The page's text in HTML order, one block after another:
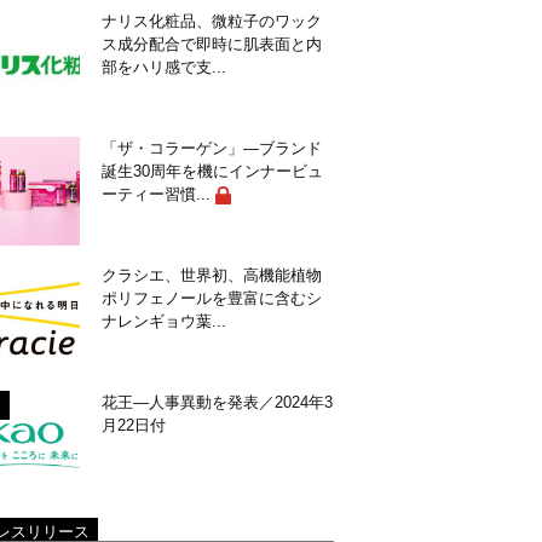
ナリス化粧品、微粒子のワック
ス成分配合で即時に肌表面と内
部をハリ感で支...
「ザ・コラーゲン」―ブランド
誕生30周年を機にインナービュ
ーティー習慣...
クラシエ、世界初、高機能植物
ポリフェノールを豊富に含むシ
ナレンギョウ葉...
花王―人事異動を発表／2024年3
月22日付
スリリース